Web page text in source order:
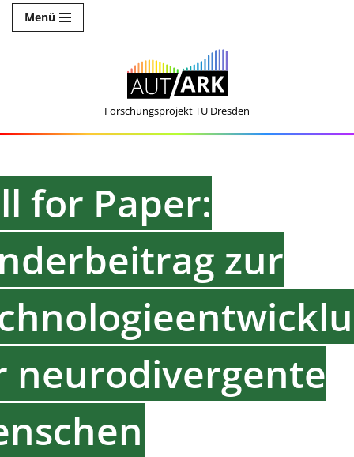
Menü
Forschungsprojekt TU Dresden
for Paper:
zur
neurodivergente